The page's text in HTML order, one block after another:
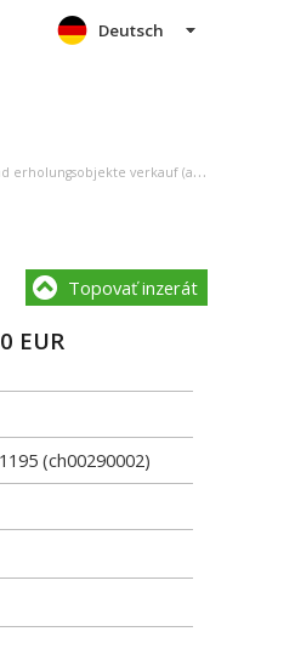
Deutsch
verkauf (angebot) Pliešovce
Topovať inzerát
EUR
(ch00290002)